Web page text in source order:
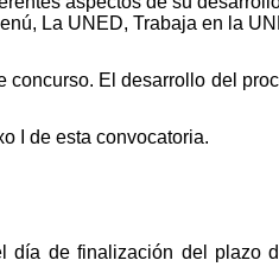
La UNED, Trabaja en la
El desarrollo del
I de esta convocatoria.
día de finalización del plazo